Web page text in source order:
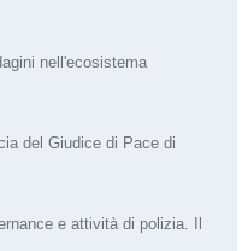
nell'ecosistema
del Giudice di Pace di
e attività di polizia. Il